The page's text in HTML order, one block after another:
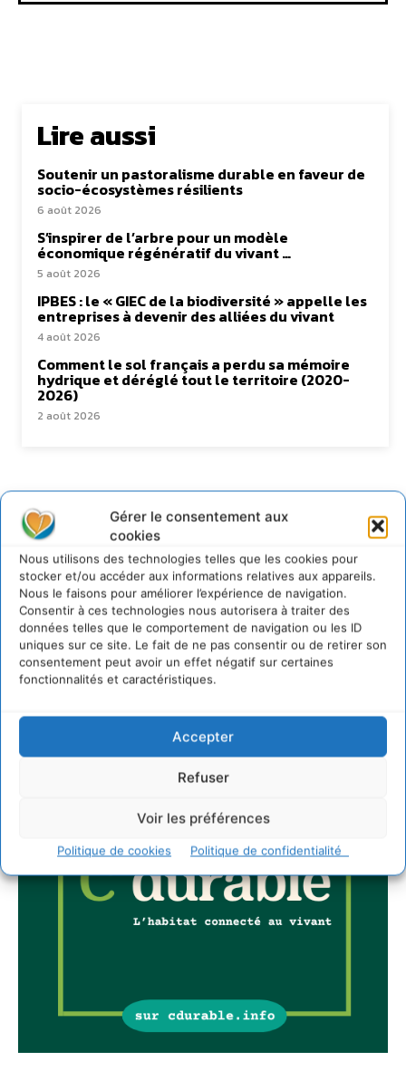
Gérer le consentement aux
cookies
Nous utilisons des technologies telles que les cookies pour
stocker et/ou accéder aux informations relatives aux appareils.
Nous le faisons pour améliorer l’expérience de navigation.
Consentir à ces technologies nous autorisera à traiter des
données telles que le comportement de navigation ou les ID
uniques sur ce site. Le fait de ne pas consentir ou de retirer son
consentement peut avoir un effet négatif sur certaines
fonctionnalités et caractéristiques.
Accepter
Refuser
Voir les préférences
Politique de cookies Politique de confidentialité
Lire aussi
Soutenir un pastoralisme durable en faveur de
socio-écosystèmes résilients
6 août 2026
S’inspirer de l’arbre pour un modèle
économique régénératif du vivant …
5 août 2026
IPBES : le « GIEC de la biodiversité » appelle les
entreprises à devenir des alliées du vivant
4 août 2026
Comment le sol français a perdu sa mémoire
hydrique et déréglé tout le territoire (2020-
2026)
2 août 2026
Newsletter
JE M'ABONNE